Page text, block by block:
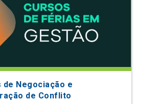
de Negociação e
de Conflito